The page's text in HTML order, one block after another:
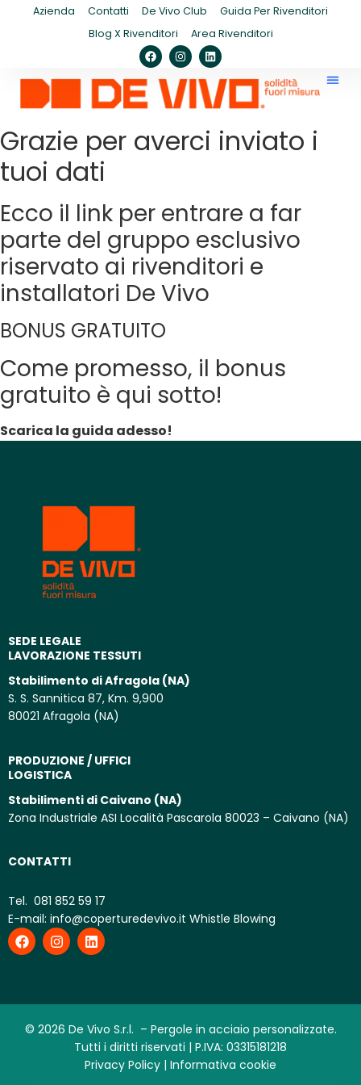
Azienda Contatti De Vivo Club
Guida Per Rivenditori
Blog X Rivenditori
Area Rivenditori
Grazie per averci inviato i
tuoi dati
Ecco il link per entrare a far
parte del gruppo esclusivo
riservato ai rivenditori e
installatori De Vivo
BONUS GRATUITO
Come promesso, il bonus
gratuito è qui sotto!
Scarica la guida adesso!
SEDE LEGALE
LAVORAZIONE TESSUTI
Stabilimento di Afragola (NA)
S. S. Sannitica 87, Km. 9,900
80021 Afragola (NA)
PRODUZIONE / UFFICI
LOGISTICA
Stabilimenti di Caivano (NA)
Zona Industriale ASI Località Pascarola 80023 – Caivano (NA)
CONTATTI
Tel. 081 852 59 17
E-mail: info@coperturedevivo.it Whistle Blowing
© 2026 De Vivo S.r.l. – Pergole in acciaio personalizzate.
Tutti i diritti riservati | P.IVA: 03315181218
Privacy Policy | Informativa cookie